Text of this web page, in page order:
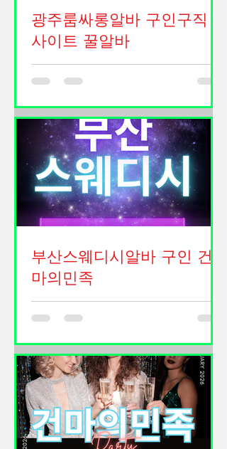
라고 해서 모두 쉽고 안전한 것은 아닙
니다. 단기알바 재택부업 어떤 일은 꾸
준히 하면 안정적인 수익이 가능하지
만, 어떤 일은 시간만 낭비하거나 사기
를 당할 위험도 있습니다. 그래서 무작
맞는 일을 찾는 것이 중요합니다. 재택
부업의 가장 큰 장점은 출퇴근이 필요
없다는 점입니다. 집에서 편한 시간에
일할 수 있고 육아 중인 사람이나 학생,
직장인 투잡으로도 활용할 수 있습니
다. 특히 체력적으로 힘든 현장일이 어
려운 사람들
광주룸싸롱알바 구인구직
사이트 꿀알바
광주 룸싸롱 알바에 대해 현실적으로
이해할 수 있도록 자세하게 설명해드리
야기만 보고 접근하기보다는, 광주룸싸
롱알바 실제 업무 내용, 장단점, 근무 환
경, 그리고 선택 시 고려해야 할 부분까
지 종합적으로 알고 판단하는 것이 중
요합니다. 먼저, 룸싸롱 알바는 일반적
인 서빙 아르바이트와는 다르게 손님과
같은 공간에서 시간을 보내며 대화를
다. 광주룸싸롱알바 기본적인 업무는
손님 응대, 술 세팅, 대화, 분위기 유지
등이 핵심입니다. 일부 업소에서는 노
면서 손님이 즐겁게 시간을 보내도록
돕는 역할도 포함됩니다. 광주룸싸롱알
바 구인구직 광주 지역의 경우 상무지
구, 첨단지구, 충장로 인근 등 유흥 상권
이 형성된 곳에서 이러한 일자리가 비
교적 많이 분포되어 있습니다. 업소마
다 분위기나 운영 방식이 다르기 때문
에 같은 “룸싸롱”이라고 해도 근무 강도
부산스웨디시알바 구인 건
마의민족
부산 스웨디시 알바 구인은 최근 몇 년
사이 빠르게 성장한 분야로, 마사지·테
편에 속합니다. 부산은 관광객과 유동
인구가 많은 도시이기 때문에 해운대,
서면, 광안리 같은 핵심 상권을 중심으
로 스웨디시 매장이 많이 형성되어 있
으며, 그에 따라 구인도 꾸준히 이어지
고 있습니다. 단순 아르바이트 개념이